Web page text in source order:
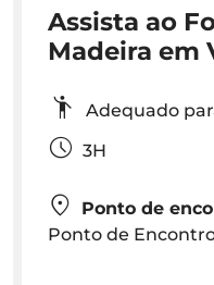
Assista ao
Madeira em
Adequado
3H
Ponto de
Ponto de Encontro